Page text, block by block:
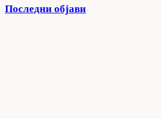
Последни објави